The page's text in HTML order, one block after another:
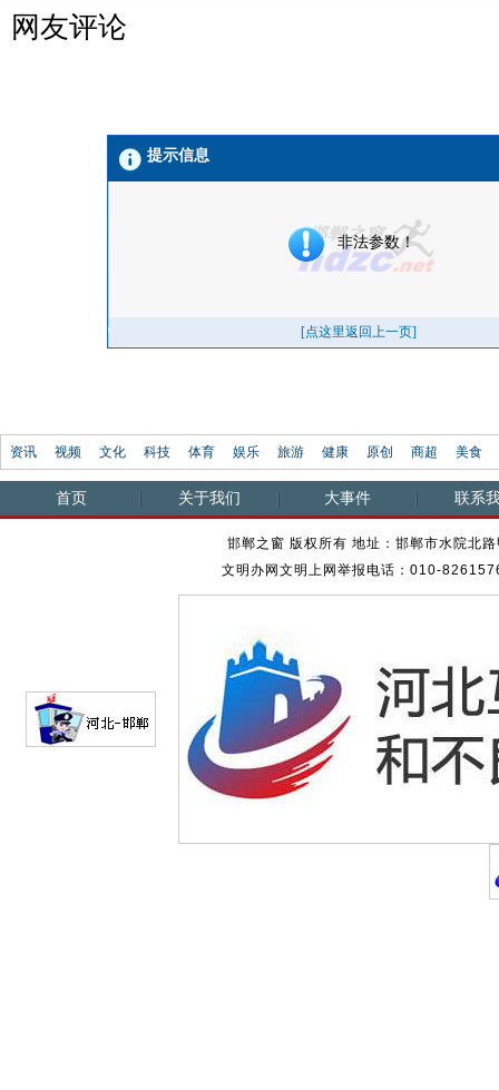
网友评论
资讯 视频 文化 科技 体育 娱乐 旅游 健康 原创 商超 美食
首页 关于我们 大事件 联系
邯郸之窗 版权所有 地址：邯郸市水院北
文明办网文明上网举报电话：010-